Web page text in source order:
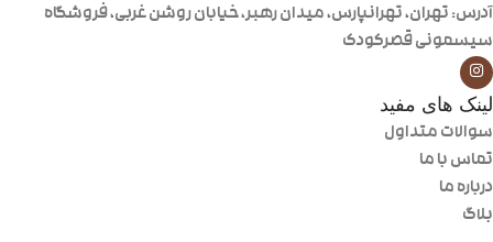
آدرس: تهران، تهرانپارس، میدان رهبر، خیابان روشن غربی، فروشگاه
سیسمونی قصرکودک
لینک های مفید
سوالات متداول
تماس با ما
درباره ما
بلاگ